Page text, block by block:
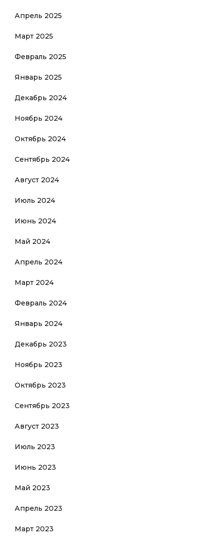
Апрель 2025
Март 2025
Февраль 2025
Январь 2025
Декабрь 2024
Ноябрь 2024
Октябрь 2024
Сентябрь 2024
Август 2024
Июль 2024
Июнь 2024
Май 2024
Апрель 2024
Март 2024
Февраль 2024
Январь 2024
Декабрь 2023
Ноябрь 2023
Октябрь 2023
Сентябрь 2023
Август 2023
Июль 2023
Июнь 2023
Май 2023
Апрель 2023
Март 2023